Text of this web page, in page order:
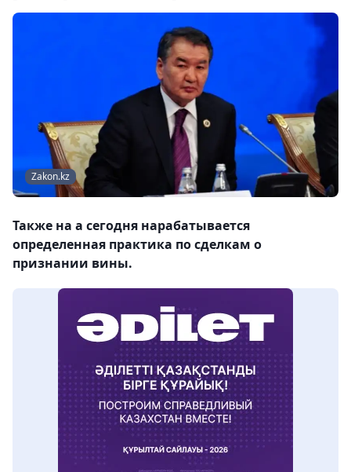
Zakon.kz
Также на а сегодня нарабатывается
определенная практика по сделкам о
признании вины.